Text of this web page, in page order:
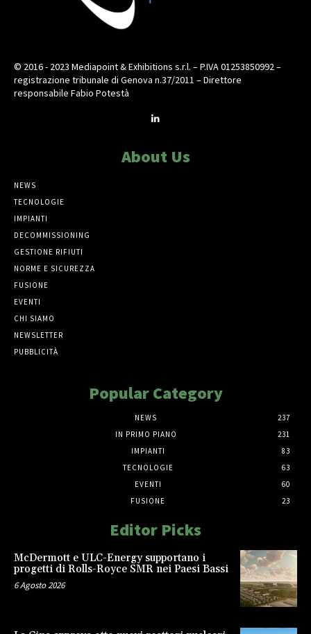
© 2016 - 2023 Mediapoint & Exhibitions s.r.l. – P.IVA 01253850992 –
registrazione tribunale di Genova n.37/2011 – Direttore
responsabile Fabio Potestà
About Us
NEWS
TECNOLOGIE
IMPIANTI
DECOMMISSIONING
GESTIONE RIFIUTI
NORME E SICUREZZA
FUSIONE
EVENTI
CHI SIAMO
NEWSLETTER
PUBBLICITÀ
Popular Category
NEWS
237
IN PRIMO PIANO
231
IMPIANTI
83
TECNOLOGIE
63
EVENTI
60
FUSIONE
23
Editor Picks
McDermott e ULC-Energy supportano i
progetti di Rolls-Royce SMR nei Paesi Bassi
6 Agosto 2026